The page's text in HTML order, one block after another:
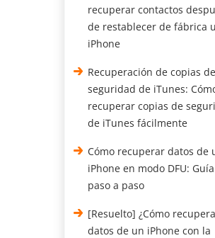
recuperar contactos
de restablecer de fábrica
iPhone
Recuperación de copias de
seguridad de iTunes:
recuperar copias de
de iTunes fácilmente
Cómo recuperar datos de
iPhone en modo DFU: Guía
paso a paso
[Resuelto] ¿Cómo
datos de un iPhone con la